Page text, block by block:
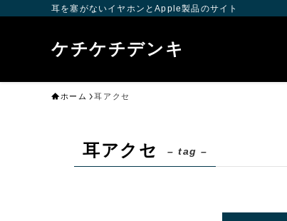
耳を塞がないイヤホンとApple製品のサイト
ケチケチデンキ
ホーム 耳アクセ
耳アクセ – tag –